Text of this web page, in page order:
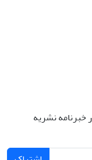
خبرنامه نشریه